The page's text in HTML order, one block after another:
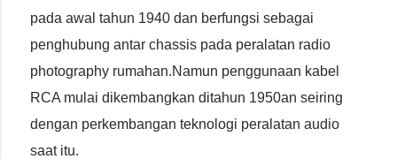
pada awal tahun 1940 dan berfungsi sebagai
penghubung antar chassis pada peralatan radio
photography rumahan.Namun penggunaan kabel
RCA mulai dikembangkan ditahun 1950an seiring
dengan perkembangan teknologi peralatan audio
saat itu.